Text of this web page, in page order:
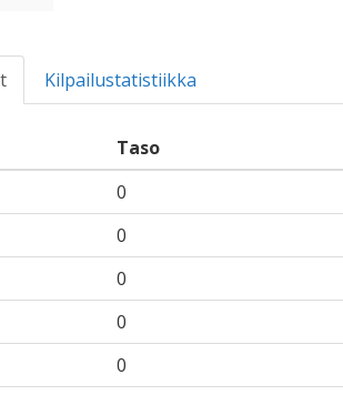
Kilpailustatistiikka
Taso
0
0
0
0
0